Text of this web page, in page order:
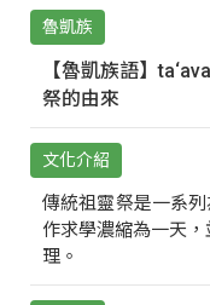
魯凱族
【魯凱族語】
祭的由來
文化介紹
傳統祖靈祭是一系
作求學濃縮為一天，
理。